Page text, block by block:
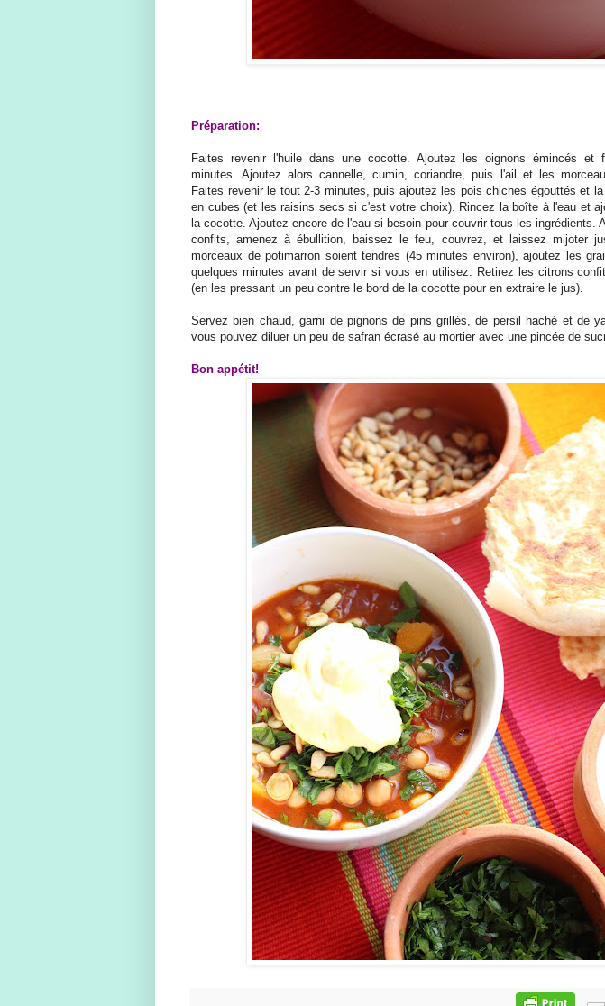
Préparation:
Faites revenir l'huile dans une cocotte. Ajoutez les oignons émincés et
minutes. Ajoutez alors cannelle, cumin, coriandre, puis l'ail et les
Faites revenir le tout 2-3 minutes, puis ajoutez les pois chiches égouttés et
en cubes (et les raisins secs si c'est votre choix). Rincez la boîte à l'eau et
la cocotte. Ajoutez encore de l'eau si besoin pour couvrir tous les ingrédients.
confits, amenez à ébullition, baissez le feu, couvrez, et laissez mijoter
morceaux de potimarron soient tendres (45 minutes environ), ajoutez les
quelques minutes avant de servir si vous en utilisez. Retirez les citrons
(en les pressant un peu contre le bord de la cocotte pour en extraire le jus).
Servez bien chaud, garni de pignons de pins grillés, de persil haché et de
vous pouvez diluer un peu de safran écrasé au mortier avec une pincée de
Bon appétit!